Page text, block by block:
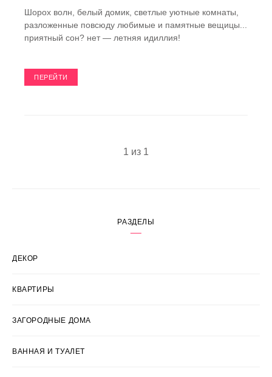
Шорох волн, белый домик, светлые уютные комнаты,
разложенные повсюду любимые и памятные вещицы...
приятный сон? нет — летняя идиллия!
ПЕРЕЙТИ
1 из 1
РАЗДЕЛЫ
ДЕКОР
КВАРТИРЫ
ЗАГОРОДНЫЕ ДОМА
ВАННАЯ И ТУАЛЕТ